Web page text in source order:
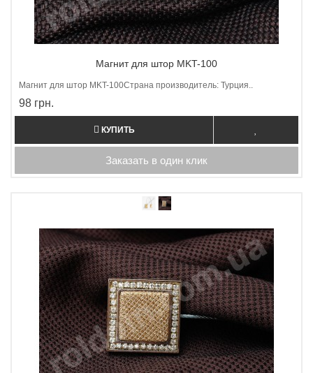
Магнит для штор MKT-100
Магнит для штор МKT-100Страна производитель: Турция..
98 грн.
КУПИТЬ
Заказать в один клик